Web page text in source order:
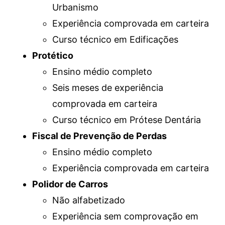
Urbanismo
Experiência comprovada em carteira
Curso técnico em Edificações
Protético
Ensino médio completo
Seis meses de experiência
comprovada em carteira
Curso técnico em Prótese Dentária
Fiscal de Prevenção de Perdas
Ensino médio completo
Experiência comprovada em carteira
Polidor de Carros
Não alfabetizado
Experiência sem comprovação em